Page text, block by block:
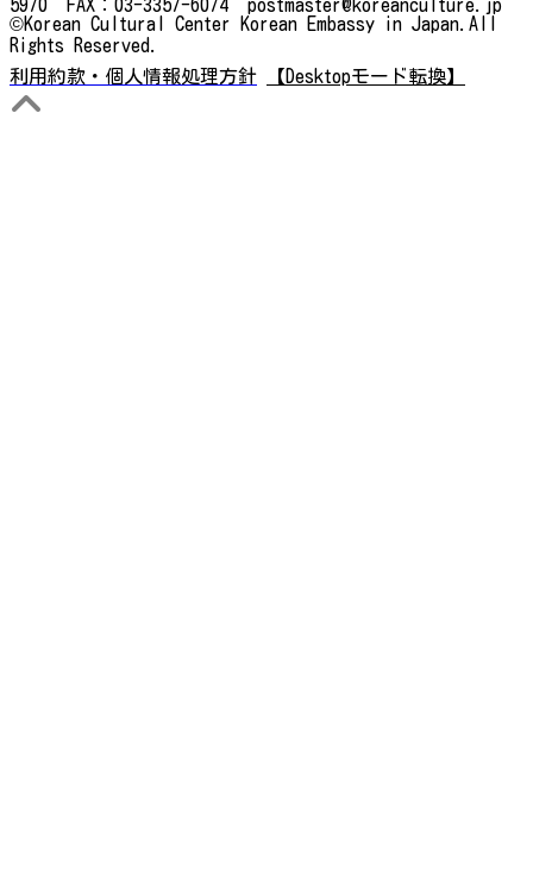
5970 FAX：03-3357-6074 postmaster@koreanculture.jp
©Korean Cultural Center Korean Embassy in Japan.All
Rights Reserved.
利用約款・個人情報処理方針
【Desktopモード転換】